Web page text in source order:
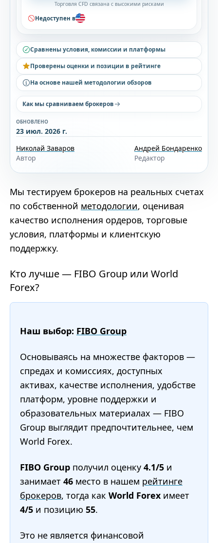
Торговля CFD связана с высокими рисками
Недоступен в
Сравнены условия, комиссии и платформы
Проверены оценки и позиции в рейтинге
На основе нашей методологии обзоров
Как мы сравниваем брокеров
ОБНОВЛЕНО
23 июл. 2026 г.
Николай Заваров
Автор
Андрей Бондаренко
Редактор
Мы тестируем брокеров на реальных счетах
по собственной методологии, оценивая
качество исполнения ордеров, торговые
условия, платформы и клиентскую
поддержку.
Кто лучше — FIBO Group или World
Forex?
Наш выбор: FIBO Group
Основываясь на множестве факторов —
спредах и комиссиях, доступных
активах, качестве исполнения, удобстве
платформ, уровне поддержки и
образовательных материалах — FIBO
Group выглядит предпочтительнее, чем
World Forex.
FIBO Group получил оценку 4.1/5 и
занимает 46 место в нашем рейтинге
брокеров, тогда как World Forex имеет
4/5 и позицию 55.
Это не является финансовой